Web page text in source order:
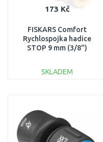
173 Kč
FISKARS Comfort
Rychlospojka hadice
STOP 9 mm (3/8")
SKLADEM
Porovnat